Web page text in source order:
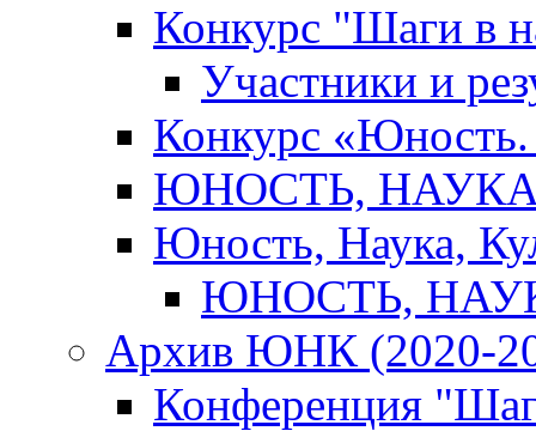
Конкурс "Шаги в
Участники и
Конкурс «Юность.
ЮНОСТЬ, НАУКА,
Юность, Наука,
ЮНОСТЬ,
Архив ЮНК (2020-
Конференция